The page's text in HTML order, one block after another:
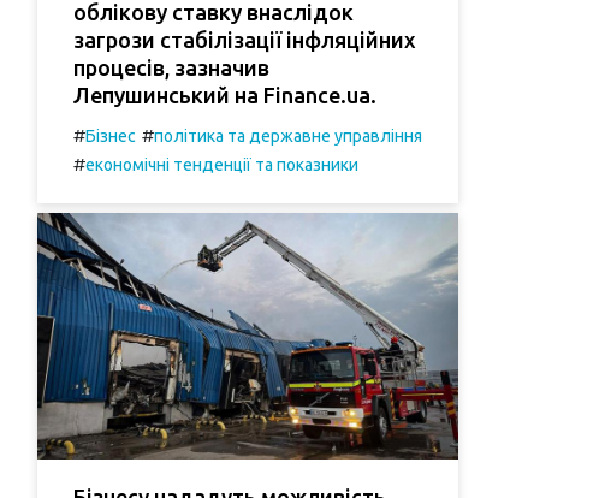
облікову ставку внаслідок
загрози стабілізації інфляційних
процесів, зазначив
Лепушинський на Finance.ua.
#Бізнес #політика та державне управління
#економічні тенденції та показники